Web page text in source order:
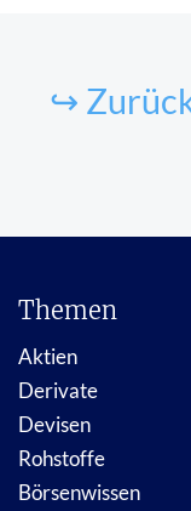
↪
Themen
Aktien
Derivate
Devisen
Rohstoffe
Börsenwissen